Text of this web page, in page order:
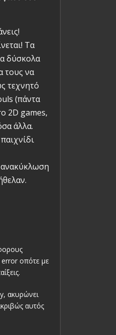
Τα
δύσκολα
τους να
τεχνητό
(πάντα
2D games,
άλλα.
ανακύκλωση
error οπότε με
ακυρώνει
αυτός